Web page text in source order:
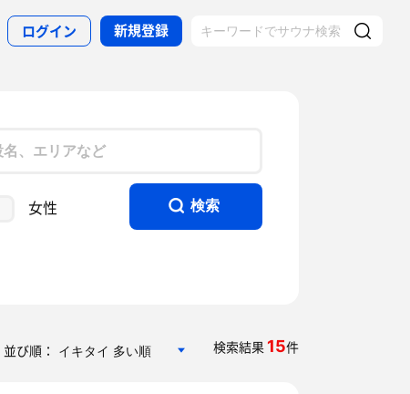
ログイン 新規登録
女性 検索
検索結果 15件
並び順：